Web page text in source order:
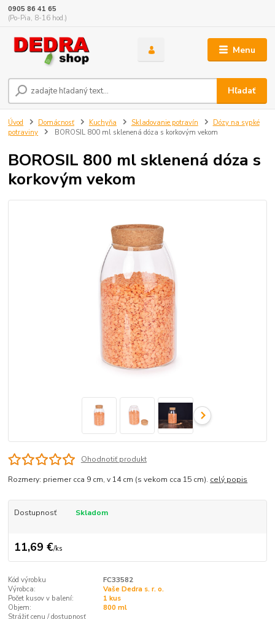
Menu
Hľadať
0905 86 41 65
(Po-Pia, 8-16 hod.)
Úvod Domácnosť Kuchyňa Skladovanie potravín
Dózy na sypké
potraviny
BOROSIL 800 ml sklenená dóza s korkovým vekom
BOROSIL 800 ml sklenená dóza s
korkovým vekom
Ohodnotiť produkt
Rozmery: priemer cca 9 cm, v 14 cm (s vekom cca 15 cm). celý popis
Dostupnosť Skladom
11,69 €/ks
Kód výrobku
FC33582
Výrobca:
Vaše Dedra s. r. o.
Počet kusov v balení:
1 kus
Objem:
800 ml
Strážiť cenu / dostupnosť